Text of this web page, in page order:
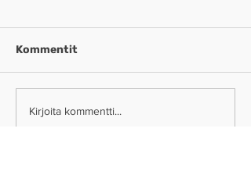
Kommentit
Kirjoita kommentti...